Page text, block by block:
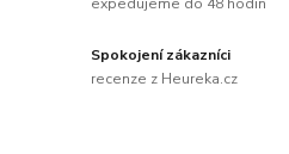
Spokojení zákazníci
recenze z Heureka.cz